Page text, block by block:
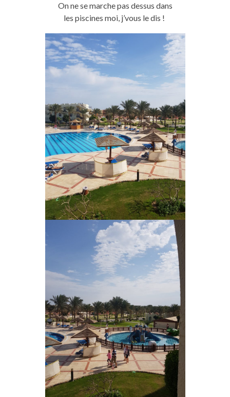
On ne se marche pas dessus dans
les piscines moi, j’vous le dis !